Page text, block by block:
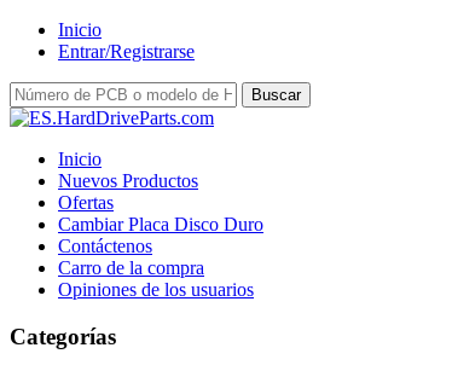
Inicio
Entrar/Registrarse
Inicio
Nuevos Productos
Ofertas
Cambiar Placa Disco Duro
Contáctenos
Carro de la compra
Opiniones de los usuarios
Categorías